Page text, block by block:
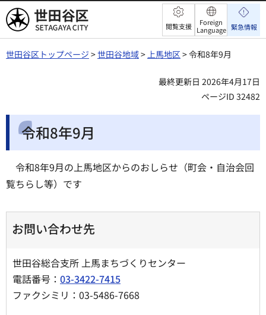
世田谷区 閲覧支援
Foreign
Language 緊急情報
世田谷区トップページ >世田谷地域>上馬地区> 令和8年9月
最終更新日 2026年4月17日
ページID 32482
令和8年9月
令和8年9月の上馬地区からのおしらせ（町会・自治会回
覧ちらし等）です
お問い合わせ先
世田谷総合支所 上馬まちづくりセンター
電話番号： 03-3422-7415
ファクシミリ：03-5486-7668